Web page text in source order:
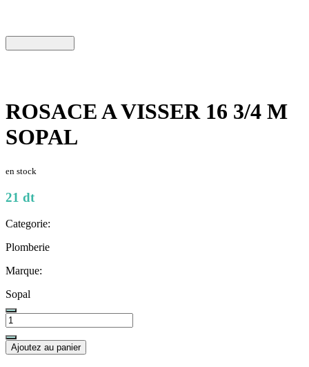
ROSACE A VISSER 16 3/4 M
SOPAL
en stock
21 dt
Categorie:
Plomberie
Marque:
Sopal
Ajoutez au panier